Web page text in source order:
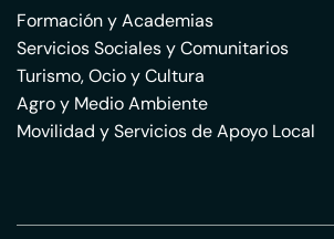
Formación y Academias
Servicios Sociales y Comunitarios
Turismo, Ocio y Cultura
Agro y Medio Ambiente
Movilidad y Servicios de Apoyo Local